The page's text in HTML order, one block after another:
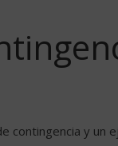
contingencia y